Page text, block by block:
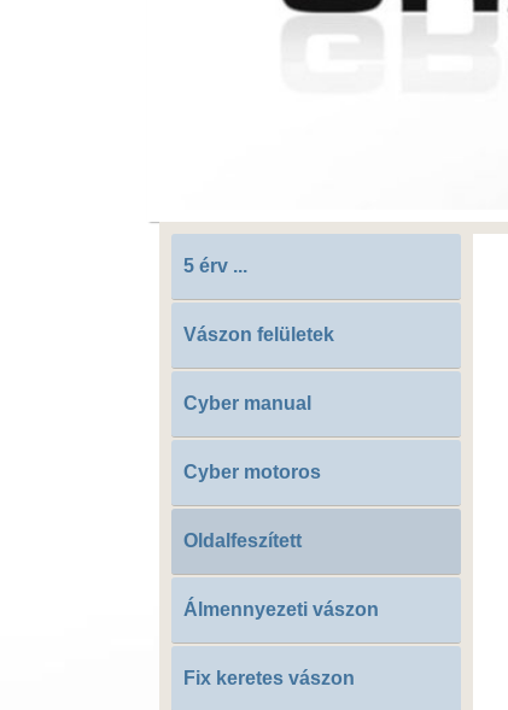
5 érv ...
Vászon felületek
Cyber manual
Cyber motoros
Oldalfeszített
Álmennyezeti vászon
Fix keretes vászon